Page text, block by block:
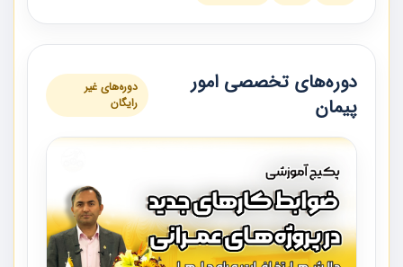
دوره‌های تخصصی امور
پیمان
دوره‌های غیر
رایگان